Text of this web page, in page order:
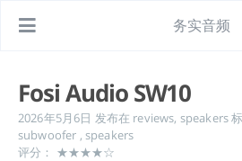
务实音频
Fosi Audio SW10
2026年5月6日 发布在 reviews, speakers
subwoofer , speakers
评分： ★★★★☆